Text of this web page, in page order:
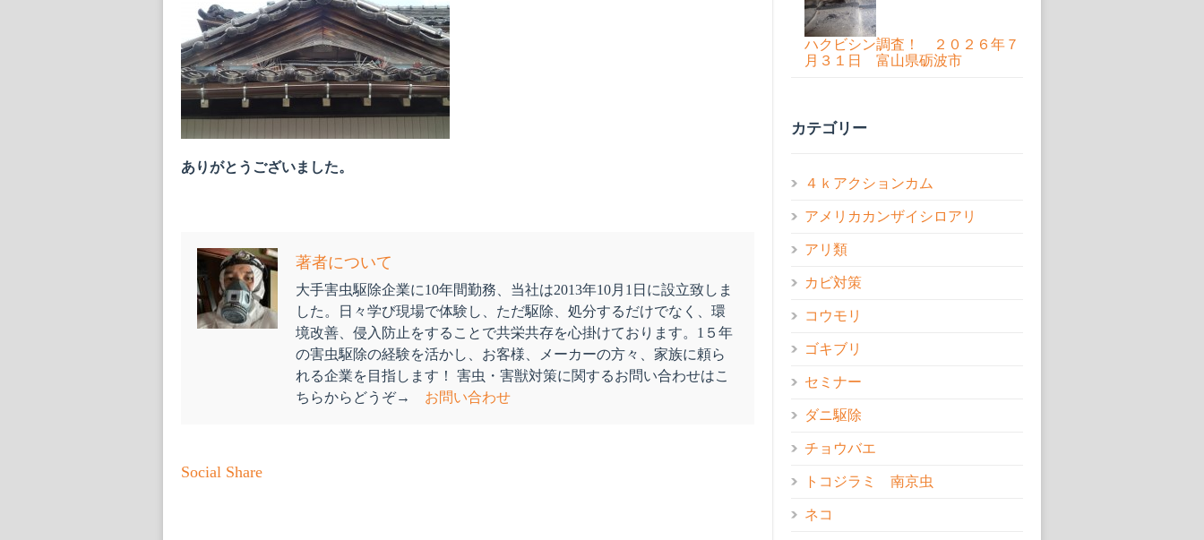
ありがとうございました。
著者について
大手害虫駆除企業に10年間勤務、当社は2013年10月1日に設立致しま
した。日々学び現場で体験し、ただ駆除、処分するだけでなく、環
境改善、侵入防止をすることで共栄共存を心掛けております。1５年
の害虫駆除の経験を活かし、お客様、メーカーの方々、家族に頼ら
れる企業を目指します！ 害虫・害獣対策に関するお問い合わせはこ
ちらからどうぞ→ お問い合わせ
Social Share
ハクビシン調査！ ２０２６年７
月３１日 富山県砺波市
カテゴリー
４ｋアクションカム
アメリカカンザイシロアリ
アリ類
カビ対策
コウモリ
ゴキブリ
セミナー
ダニ駆除
チョウバエ
トコジラミ 南京虫
ネコ